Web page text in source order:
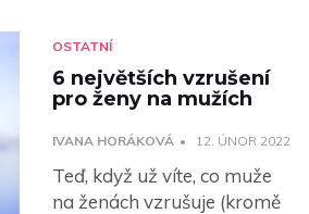
OSTATNÍ
6 největších vzrušení
pro ženy na mužích
IVANA HORÁKOVÁ 12. ÚNOR 2022
Teď, když už víte, co muže
na ženách vzrušuje (kromě